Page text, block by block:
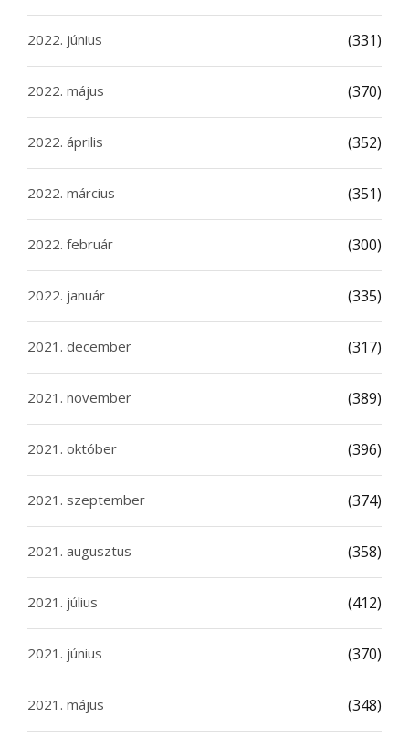
2022. június (331)
2022. május (370)
2022. április (352)
2022. március (351)
2022. február (300)
2022. január (335)
2021. december (317)
2021. november (389)
2021. október (396)
2021. szeptember (374)
2021. augusztus (358)
2021. július (412)
2021. június (370)
2021. május (348)